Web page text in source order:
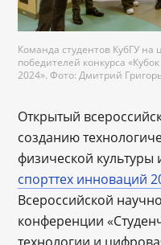
Команда студентов КубГУ
победителей конкурса
2024». Фото: Дмитрий
Открытый
созданию
физической культуры
спорттех инноваций
Всероссийской
конференции